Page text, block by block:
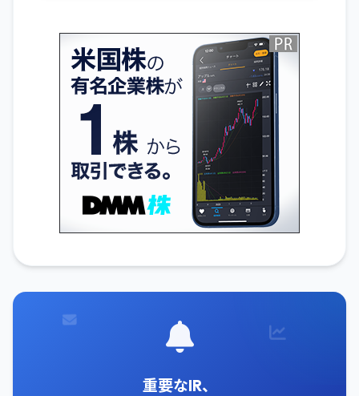
重要なIR、